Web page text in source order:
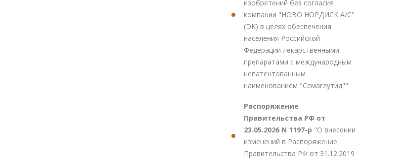
изобретений без согласия
компании "НОВО НОРДИСК А/С"
(DK) в целях обеспечения
населения Российской
Федерации лекарственными
препаратами с международным
непатентованным
наименованием "Семаглутид""
Распоряжение
Правительства РФ от
23.05.2026 N 1197-р "О внесении
изменений в Распоряжение
Правительства РФ от 31.12.2019